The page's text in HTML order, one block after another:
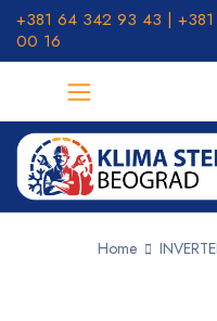
+381 64 342 93 43 |
00 16
Home